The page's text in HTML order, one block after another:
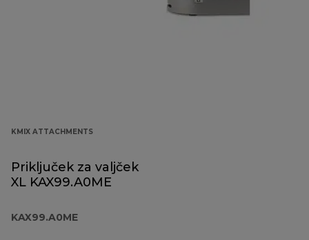
KMIX ATTACHMENTS
Priključek za valjček
XL KAX99.A0ME
KAX99.A0ME